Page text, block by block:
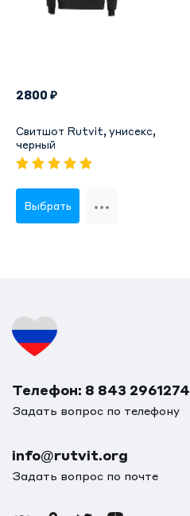
2800 ₽
Свитшот Rutvit, унисекс,
черный
Выбрать
Телефон: 8 843 2961274
Задать вопрос по телефону
info@rutvit.org
Задать вопрос по почте